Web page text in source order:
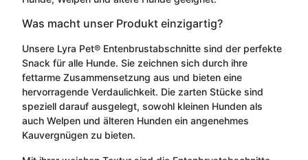
Was macht unser Produkt einzigartig?
Unsere Lyra Pet® Entenbrustabschnitte sind der perfekte
Snack für alle Hunde. Sie zeichnen sich durch ihre
fettarme Zusammensetzung aus und bieten eine
hervorragende Verdaulichkeit. Die zarten Stücke sind
speziell darauf ausgelegt, sowohl kleinen Hunden als
auch Welpen und älteren Hunden ein angenehmes
Kauvergnügen zu bieten.